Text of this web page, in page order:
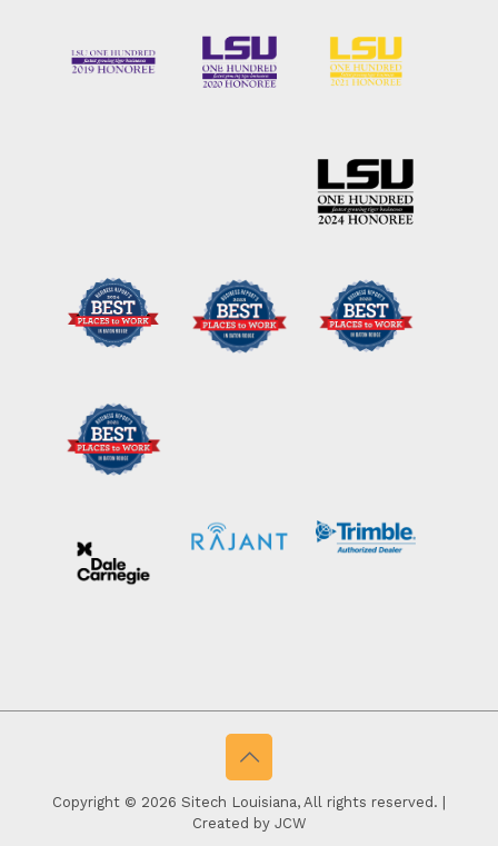
Copyright © 2026 Sitech Louisiana, All rights reserved. |
Created by JCW